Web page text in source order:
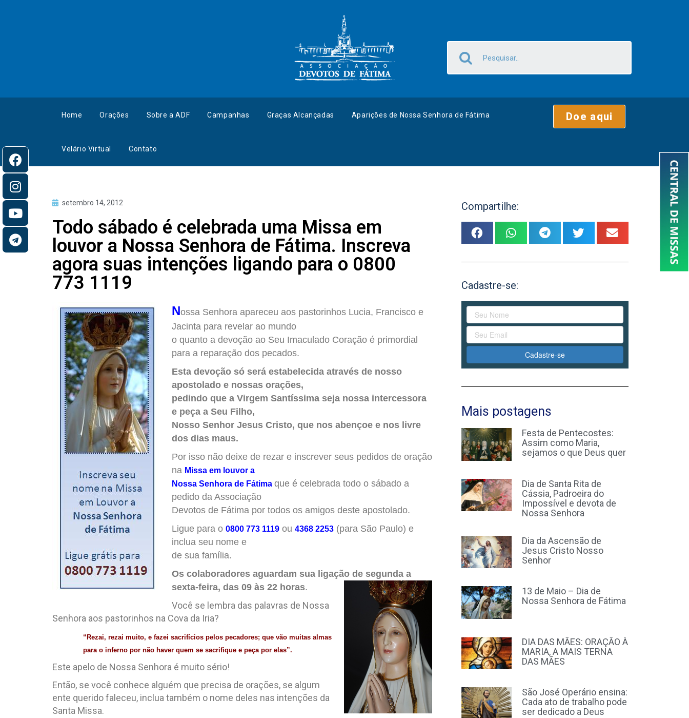
Home Orações Sobre a ADF Campanhas Graças Alcançadas Aparições de Nossa Senhora de Fátima
Velário Virtual Contato
Doe aqui
setembro 14, 2012
Todo sábado é celebrada uma Missa em
louvor a Nossa Senhora de Fátima. Inscreva
agora suas intenções ligando para o 0800
773 1119
Nossa Senhora apareceu aos pastorinhos Lucia, Francisco e
Jacinta para revelar ao mundo
o quanto a devoção ao Seu Imaculado Coração é primordial
para a reparação dos pecados.
Esta devoção só será estabelecida através de nosso
apostolado e nossas orações,
pedindo que a Virgem Santíssima seja nossa intercessora
e peça a Seu Filho,
Nosso Senhor Jesus Cristo, que nos abençoe e nos livre
dos dias maus.
Por isso não deixe de rezar e inscrever seus pedidos de oração
na Missa em louvor a
Nossa Senhora de Fátima que é celebrada todo o sábado a
pedido da Associação
Devotos de Fátima por todos os amigos deste apostolado.
Ligue para o 0800 773 1119 ou 4368 2253 (para São Paulo) e
inclua seu nome e
de sua família.
Os colaboradores aguardam sua ligação de segunda a
sexta-feira, das 09 às 22 horas.
Você se lembra das palavras de Nossa
Senhora aos pastorinhos na Cova da Iria?
“Rezai, rezai muito, e fazei sacrifícios pelos pecadores; que vão muitas almas
para o inferno por não haver quem se sacrifique e peça por elas”.
Este apelo de Nossa Senhora é muito sério!
Então, se você conhece alguém que precisa de orações, se algum
ente querido faleceu, inclua também o nome deles nas intenções da
Santa Missa.
Compartilhe:
Cadastre-se:
Cadastre-se
Mais postagens
Festa de Pentecostes:
Assim como Maria,
sejamos o que Deus quer
Dia de Santa Rita de
Cássia, Padroeira do
Impossível e devota de
Nossa Senhora
Dia da Ascensão de
Jesus Cristo Nosso
Senhor
13 de Maio – Dia de
Nossa Senhora de Fátima
DIA DAS MÃES: ORAÇÃO À
MARIA, A MAIS TERNA
DAS MÃES
São José Operário ensina:
Cada ato de trabalho pode
ser dedicado a Deus